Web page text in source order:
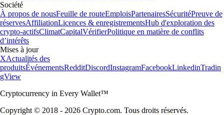
Société
À propos de nousFeuille de routeEmploisPartenairesSécuritéPreuve de
réservesAffiliationLicences & enregistrementsHub d'exploration des
crypto-actifsClimatCapitalVérifierPolitique en matière de conflits
d’intérêts
Mises à jour
XActualités des
produitsÉvénementsRedditDiscordInstagramFacebookLinkedinTradin
gView
Cryptocurrency in Every Wallet™
Copyright © 2018 - 2026 Crypto.com. Tous droits réservés.